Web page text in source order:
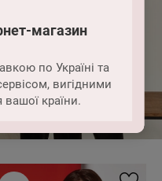
магазин
по Україні та
вигідними
країни.